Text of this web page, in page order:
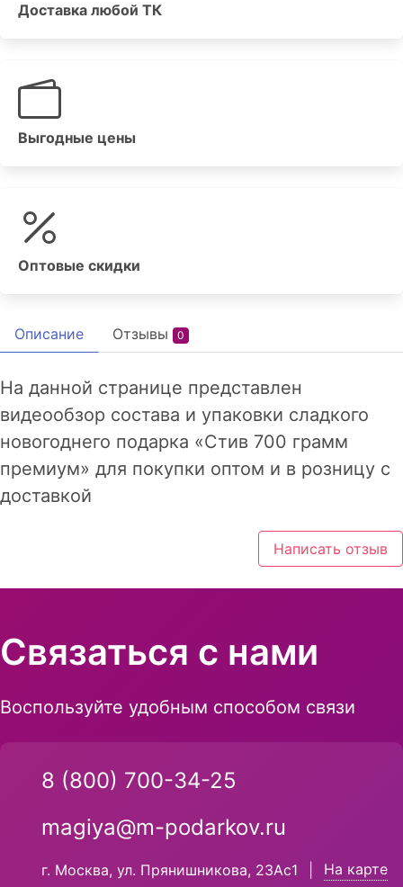
Доставка любой ТК
Выгодные цены
Оптовые скидки
Описание Отзывы 0
На данной странице представлен
видеообзор состава и упаковки сладкого
новогоднего подарка «Стив 700 грамм
премиум» для покупки оптом и в розницу с
доставкой
Написать отзыв
Связаться с нами
Воспользуйте удобным способом связи
8 (800) 700-34-25
magiya@m-podarkov.ru
г. Москва, ул. Прянишникова, 23Ас1 На карте